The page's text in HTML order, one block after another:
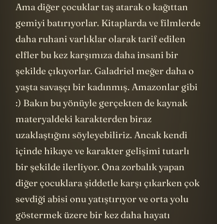
Ama diğer çocuklar taş atarak o kağıttan
gemiyi batırıyorlar. Kitaplarda ve filmlerde
daha ruhani varlıklar olarak tarif edilen
elfler bu kez karşımıza daha insani bir
şekilde çıkıyorlar. Galadriel meğer daha o
yaşta savaşçı bir kadınmış. Amazonlar gibi
:) Bakın bu yönüyle gerçekten de kaynak
materyaldeki karakterden biraz
uzaklaştığını söyleyebiliriz. Ancak kendi
içinde hikaye ve karakter gelişimi tutarlı
bir şekilde ilerliyor. Ona zorbalık yapan
diğer çocuklara şiddetle karşı çıkarken çok
sevdiği abisi onu yatıştırıyor ve orta yolu